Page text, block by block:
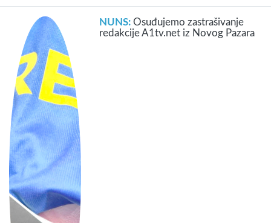
NUNS:Osuđujemo zastrašivanje
redakcije A1tv.net iz Novog Pazara